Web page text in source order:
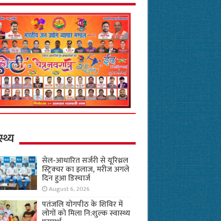
सेल-आधारित सर्जरी से यूरिथ्रल
स्ट्रिक्चर का इलाज, मरीज अगले
दिन हुआ डिस्चार्ज
August 6, 2026
पतंजलि योगपीठ के शिविर में
लोगों को मिला नि:शुल्क स्वास्थ्य